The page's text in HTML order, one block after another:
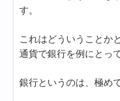
す。
これはどういうことか
通貨で銀行を例にとっ
銀行というのは、極め